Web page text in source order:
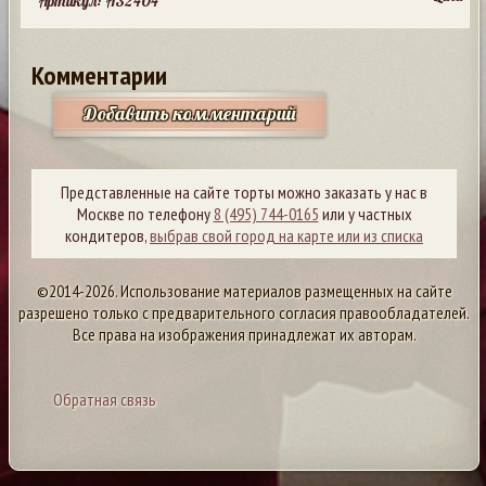
Комментарии
Добавить комментарий
Представленные на сайте торты можно заказать у нас в
Москве по телефону8 (495) 744-0165 или у частных
кондитеров,выбрав свой город на карте или из списка
©2014-2026. Использование материалов размещенных на сайте
разрешено только с предварительного согласия правообладателей.
Все права на изображения принадлежат их авторам.
Обратная связь